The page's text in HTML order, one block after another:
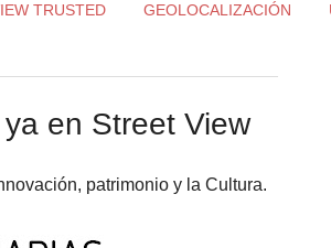
TRUSTED GEOLOCALIZACIÓN
en Street View
patrimonio y la Cultura.